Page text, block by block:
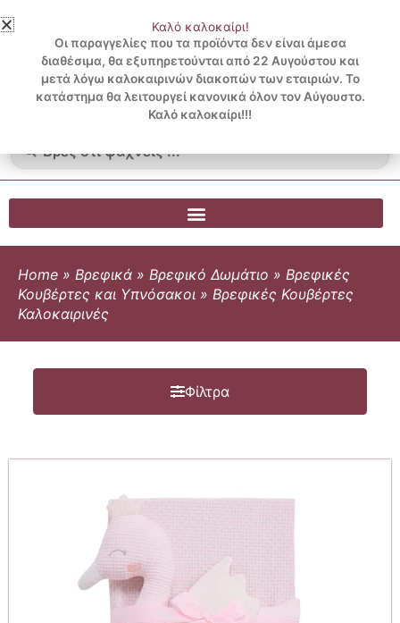
στο
περιεχόμενο
3 ΔΟΣΕΙΣ ΧΩΡΙΣ ΠΙΣΤΩΤΙΚΗ ΜΕ KLARNA
...
Λογαριασμός
Blog
0.00€
0
Cart
Home » Βρεφικά » Βρεφικό Δωμάτιο » Βρεφικές
Κουβέρτες και Υπνόσακοι » Βρεφικές Κουβέρτες
Καλοκαιρινές
Φίλτρα
Καλό καλοκαίρι!
Οι παραγγελίες που τα προϊόντα δεν είναι άμεσα
διαθέσιμα, θα εξυπηρετούνται από 22 Αυγούστου και
μετά λόγω καλοκαιρινών διακοπών των εταιριών. Το
κατάστημα θα λειτουργεί κανονικά όλον τον Αύγουστο.
Καλό καλοκαίρι!!!